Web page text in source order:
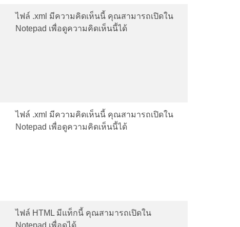
ไฟล์ .xml มีความคิดเห็นนี้ คุณสามารถเปิดใน
Notepad เพื่อดูความคิดเห็นนี้ได้
ไฟล์ .xml มีความคิดเห็นนี้ คุณสามารถเปิดใน
Notepad เพื่อดูความคิดเห็นนี้ได้
ไฟล์ HTML มีแท็กนี้ คุณสามารถเปิดใน
Notepad เพื่อดูได้